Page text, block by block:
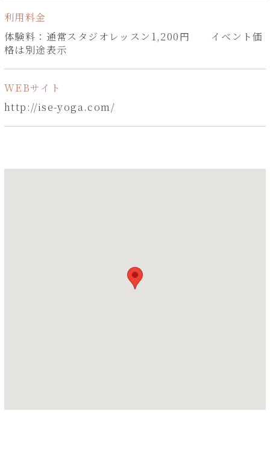
利用料金
体験料：通常スタジオレッスン1,200円 イベント価
格は別途表示
WEBサイト
http://ise-yoga.com/